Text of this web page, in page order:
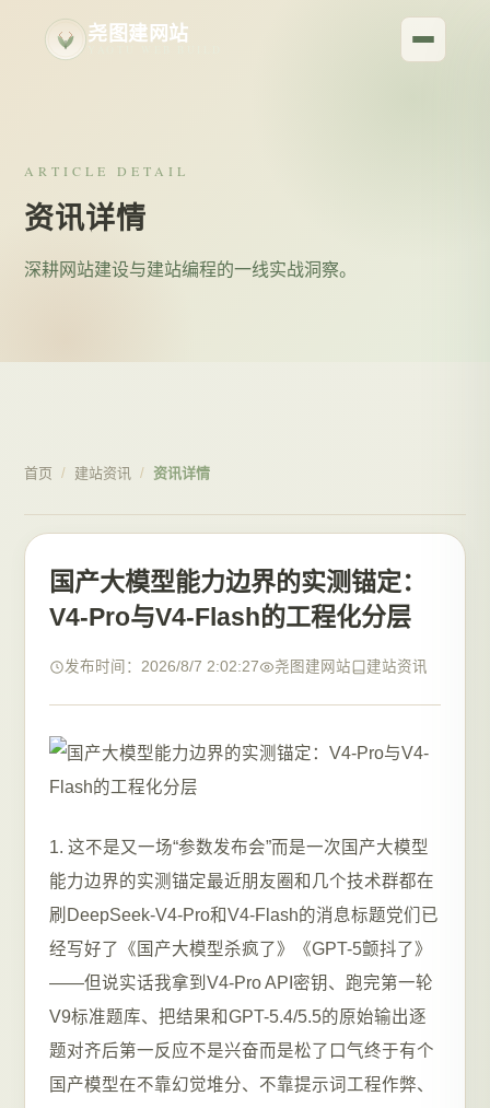
尧图建网站
ARTICLE DETAIL
资讯详情
深耕网站建设与建站编程的一线实战洞察。
首页 / 建站资讯 / 资讯详情
国产大模型能力边界的实测锚定：
V4-Pro与V4-Flash的工程化分层
发布时间：2026/8/7 2:02:27 尧图建网站 建站资讯
1. 这不是又一场“参数发布会”而是一次国产大模型
能力边界的实测锚定最近朋友圈和几个技术群都在
刷DeepSeek-V4-Pro和V4-Flash的消息标题党们已
经写好了《国产大模型杀疯了》《GPT-5颤抖了》
——但说实话我拿到V4-Pro API密钥、跑完第一轮
V9标准题库、把结果和GPT-5.4/5.5的原始输出逐
题对齐后第一反应不是兴奋而是松了口气终于有个
国产模型在不靠幻觉堆分、不靠提示词工程作弊、